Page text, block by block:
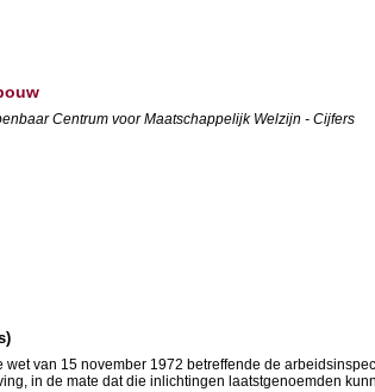
Centrum voor Maatschappelijk Welzijn - Cijfers
van 15 november 1972 betreffende de
in de mate dat die inlichtingen laatstgenoemden